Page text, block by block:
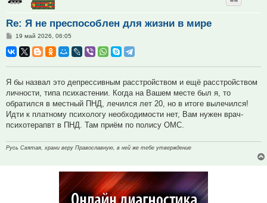
Re: Я не преспособлен для жизни в мире
Сообщение
19 май 2026, 06:05
Я бы назвал это депрессивным расстройством и ещё расстройством
личности, типа психастении. Когда на Вашем месте был я, то
обратился в местный ПНД, лечился лет 20, но в итоге вылечился!
Идти к платному психологу необходимости нет, Вам нужен врач-
психотерапвт в ПНД. Там приём по полису ОМС.
Русь Святая, храни веру Православную, в ней же тебе утверждение